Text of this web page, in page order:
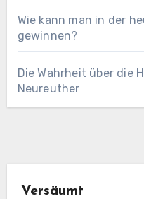
Wie kann man in der
gewinnen?
Die Wahrheit über die
Neureuther
Versäumt